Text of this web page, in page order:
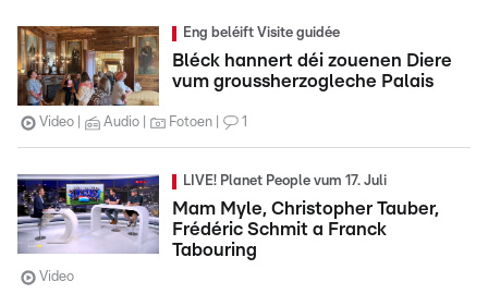
Eng beléift Visite guidée
Bléck hannert déi zouenen Diere
vum groussherzogleche Palais
Video Audio Fotoen 1
LIVE! Planet People vum 17. Juli
Mam Myle, Christopher Tauber,
Frédéric Schmit a Franck
Tabouring
Video